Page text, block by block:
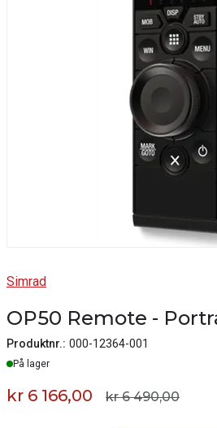
Simrad
OP50 Remote -
Produktnr.: 000-12364-001
Lager
På lager
kr 6 166,00 kr 6 490,00